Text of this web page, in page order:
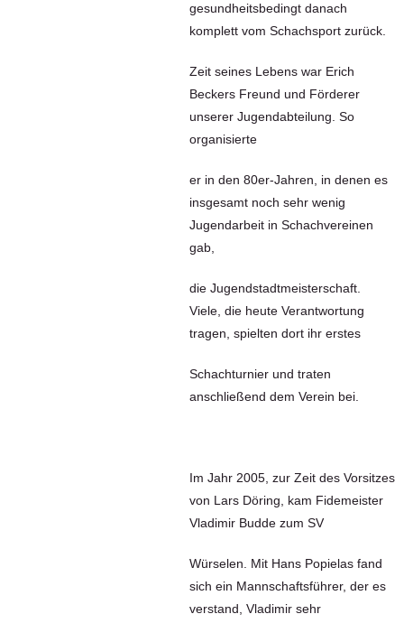
gesundheitsbedingt danach
komplett vom Schachsport zurück.
Zeit seines Lebens war Erich
Beckers Freund und Förderer
unserer Jugendabteilung. So
organisierte
er in den 80er-Jahren, in denen es
insgesamt noch sehr wenig
Jugendarbeit in Schachvereinen
gab,
die Jugendstadtmeisterschaft.
Viele, die heute Verantwortung
tragen, spielten dort ihr erstes
Schachturnier und traten
anschließend dem Verein bei.
Im Jahr 2005, zur Zeit des Vorsitzes
von Lars Döring, kam Fidemeister
Vladimir Budde zum SV
Würselen. Mit Hans Popielas fand
sich ein Mannschaftsführer, der es
verstand, Vladimir sehr